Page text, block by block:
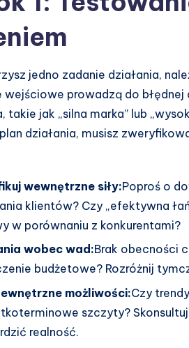
jedno zadanie działania,
wejściowe prowadzą do
takie jak „silna marka” lub
działania, musisz
wewnętrzne siły:Poproś o
klientów? Czy „efektywna
w porównaniu z konkurentami?
wobec wad:Brak obecności
budżetowe? Rozróżnij
możliwości:Czy
szczyty?
realność.